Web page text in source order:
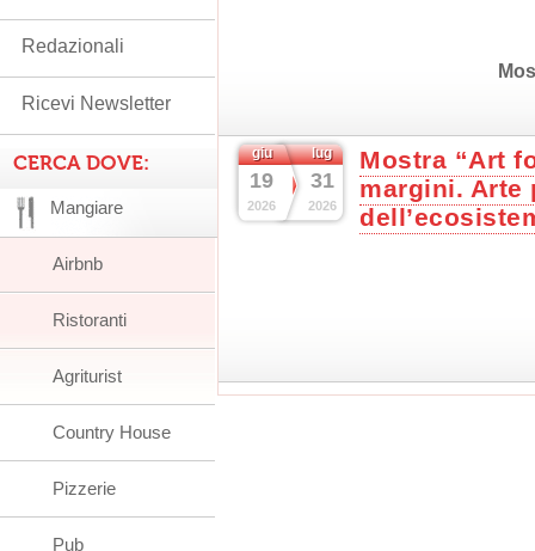
giu
19
2026
lug
31
2026
Mostra “Art
margini. Arte
Redazionali
Ricevi Newsletter
CERCA DOVE:
Mangiare
Airbnb
Ristoranti
Agriturist
Country House
Pizzerie
Pub